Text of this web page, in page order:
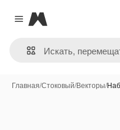
Close menu
Magnific
Главная/Стоковый/Векторы/